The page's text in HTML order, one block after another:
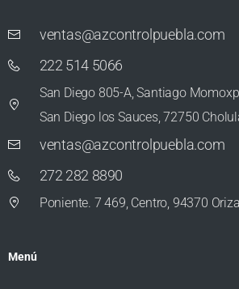
ventas@azcontrolpuebla.com
222 514 5066
San Diego 805-A, Santiago
San Diego los Sauces, 72750
ventas@azcontrolpuebla.com
272 282 8890
Poniente. 7 469, Centro, 94370
Menú